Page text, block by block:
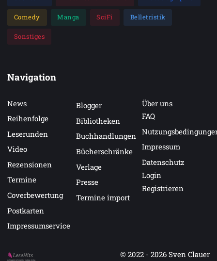
Comedy Manga SciFi Belletristik
Sonstiges
Navigation
News
Reihenfolge
Leserunden
Video
Rezensionen
Termine
Coverbewertung
Postkarten
Impressumservice
Blogger
Bibliotheken
Buchhandlungen
Bücherschränke
Verlage
Presse
Termine import
Über uns
FAQ
Impressum
Datenschutz
Login
Registrieren
Auf LeseHits.de findest Du die besten Bücher.
© 2022 - 2026 Sven Clauer